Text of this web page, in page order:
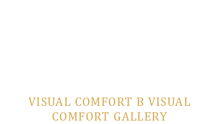
VISUAL COMFORT В VISUAL
COMFORT GALLERY